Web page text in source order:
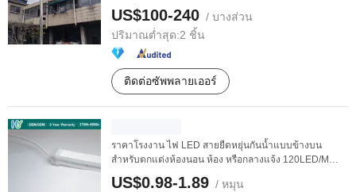
US$100-240 / บางส่วน
ปริมาณต่ำสุด:2 ชิ้น
ติดต่อซัพพลายเออร์
ราคาโรงงาน ไฟ LED สายยืดหยุ่นกันน้ำแบบข้างบน
สำหรับตกแต่งห้องนอน ห้อง หรือกลางแจ้ง 120LED/M
IP65 ...
US$0.98-1.89 / หมุน